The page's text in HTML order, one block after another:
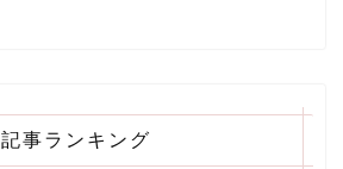
記事ランキング